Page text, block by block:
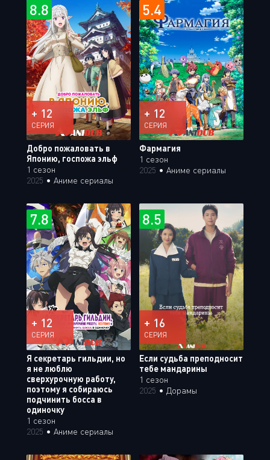
8.8
+ 12
СЕРИЯ
Добро пожаловать в
Японию, госпожа эльф
1 сезон
2025 • Аниме сериалы
5.4
+ 12
СЕРИЯ
Фармагия
1 сезон
2025 • Аниме сериалы
7.8
+ 12
СЕРИЯ
Я секретарь гильдии, но
я не люблю
сверхурочную работу,
поэтому я собираюсь
подчинить босса в
одиночку
1 сезон
2025 • Аниме сериалы
8.5
+ 16
СЕРИЯ
Если судьба преподносит
тебе мандарины
1 сезон
2025 • Дорамы